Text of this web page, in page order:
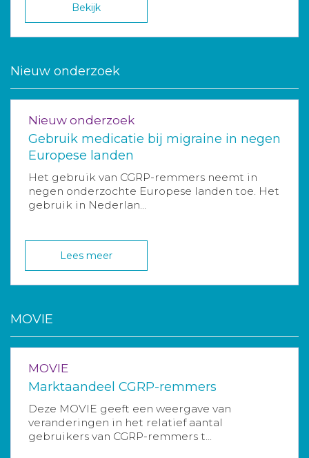
Bekijk
Nieuw onderzoek
Nieuw onderzoek
Gebruik medicatie bij migraine in negen
Europese landen
Het gebruik van CGRP-remmers neemt in
negen onderzochte Europese landen toe. Het
gebruik in Nederlan...
Lees meer
MOVIE
MOVIE
Marktaandeel CGRP-remmers
Deze MOVIE geeft een weergave van
veranderingen in het relatief aantal
gebruikers van CGRP-remmers t...